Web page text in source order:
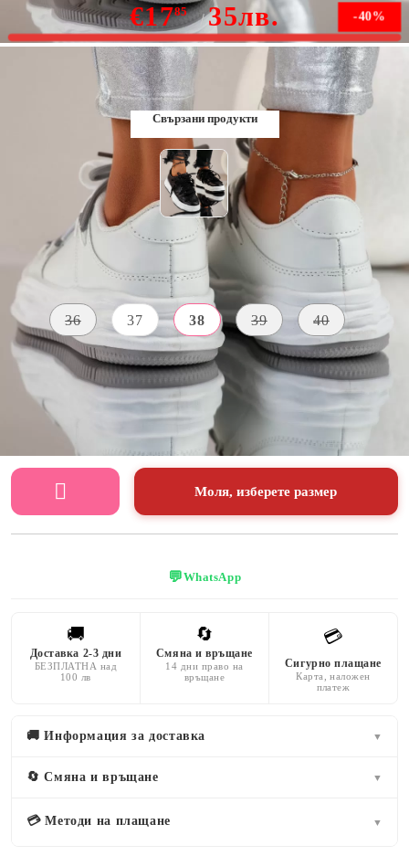
-40%
€1785 35лв.
В наличност
Свързани продукти
Размер на обувки: Таблица с размери
36 37 38 39 40
МАТЕРИАЛ
Екологична
ВИСОЧИНА
НА
ПОДМЕТКАТА
Моля, изберете размер
💬WhatsApp
🚚
Доставка 2-3 дни
БЕЗПЛАТНА над
100 лв
🔄
Смяна и връщане
14 дни право на
връщане
💳
Сигурно плащане
Карта, наложен
платеж
🚚 Информация за доставка ▼
🔄 Смяна и връщане ▼
💳 Методи на плащане ▼